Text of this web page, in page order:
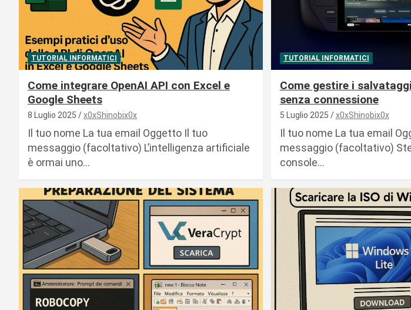
TUTORIAL INFORMATICI
Come integrare OpenAI API con Excel e
Google Sheets
8 Luglio 2025 x0xShinobix0x
Il tuo nome La tua email Oggetto Il tuo
messaggio (facoltativo) L’intelligenza artificiale
è ormai uno…
TUTORIAL INFORMATICI
Come gestire i
senza connessione
5 Luglio 2025 x0xShinobix0x
Il tuo nome La tua email
messaggio (facoltativo)
console…